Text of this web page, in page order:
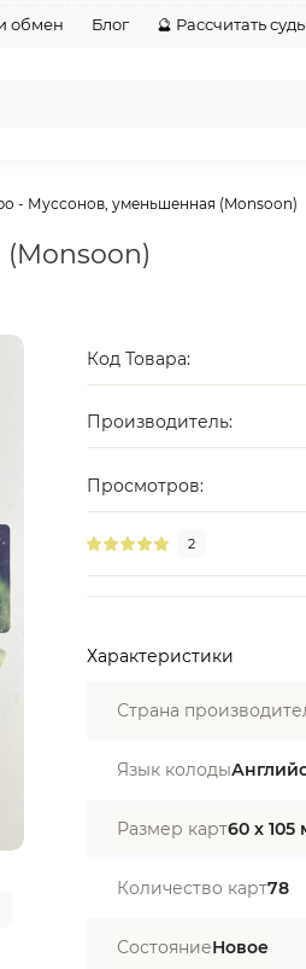
обмен Блог 🔮 Рассчитать
- Муссонов, уменьшенная (Monsoon)
Код Товара:
Производитель:
Просмотров:
2
Характеристики
Страна
Язык колоды
Размер карт60 х 105
Количество карт78
СостояниеНовое